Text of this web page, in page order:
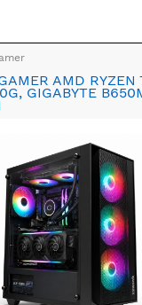
AMD RYZEN
GIGABYTE